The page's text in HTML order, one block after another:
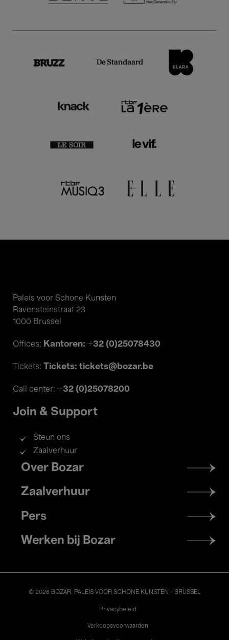
Paleis voor Schone Kunsten
Ravensteinstraat 23
1000 Brussel
Offices: Kantoren: +32 (0)25078430
Tickets: Tickets: tickets@bozar.be
Call center: +32 (0)25078200
Join & Support
Steun ons
Zaalverhuur
Footer
menu
Over Bozar
Zaalverhuur
Pers
Werken bij Bozar
© 2026 BOZAR. PALEIS VOOR SCHONE KUNSTEN - BRUSSEL
Privacybeleid
Verkoopsvoorwaarden